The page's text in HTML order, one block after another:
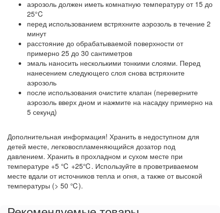
аэрозоль должен иметь комнатную температуру от 15 до
25°C
перед использованием встряхните аэрозоль в течение 2
минут
расстояние до обрабатываемой поверхности от
примерно 25 до 30 сантиметров
эмаль наносить несколькими тонкими слоями. Перед
нанесением следующего слоя снова встряхните
аэрозоль
после использования очистите клапан (переверните
аэрозоль вверх дном и нажмите на насадку примерно на
5 секунд)
Дополнительная информация! Хранить в недоступном для
детей месте, легковоспламеняющийся дозатор под
давлением. Хранить в прохладном и сухом месте при
температуре +5 ℃ +25℃. Используйте в проветриваемом
месте вдали от источников тепла и огня, а также от высокой
температуры (> 50 ℃).